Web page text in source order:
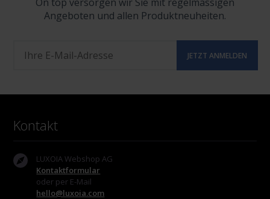
Angeboten und allen Produktneuheiten.
Kontakt
LUXOIA Webshop AG
Kontaktformular
oder per E-Mail
hello@luxoia.com